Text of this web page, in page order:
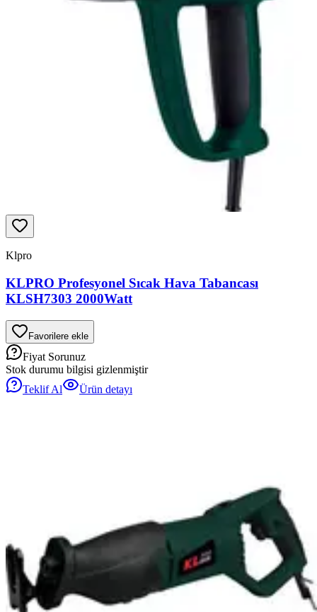
Klpro
KLPRO Profesyonel Sıcak Hava Tabancası
KLSH7303 2000Watt
Favorilere ekle
Fiyat Sorunuz
Stok durumu bilgisi gizlenmiştir
Teklif Al
Ürün detayı